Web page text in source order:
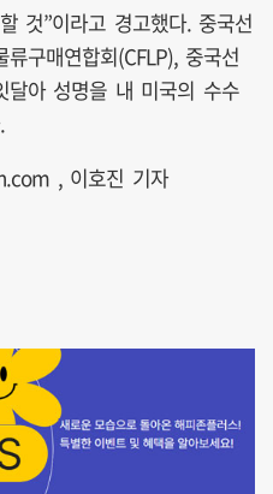
것”이라고 경고했다. 중국선
구매연합회(CFLP), 중국선
달아 성명을 내 미국의 수수
, 이호진 기자